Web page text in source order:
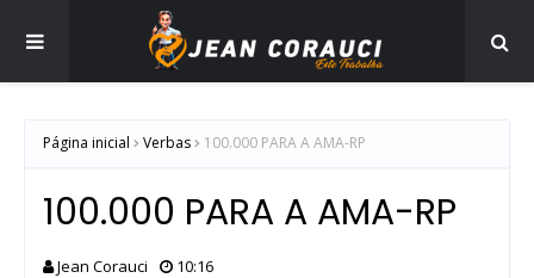
Página inicial Verbas 100.000 PARA A AMA-RP
100.000 PARA A AMA-RP
Jean Corauci 10:16